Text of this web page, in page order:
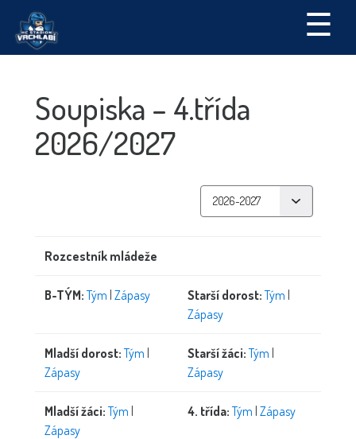
☰
Soupiska – 4.třída
2026/2027
Rozcestník mládeže
B-TÝM: Tým | Zápasy Starší dorost: Tým |
Zápasy
Mladší dorost: Tým |
Zápasy
Starší žáci: Tým |
Zápasy
Mladší žáci: Tým |
Zápasy
4. třída: Tým | Zápasy